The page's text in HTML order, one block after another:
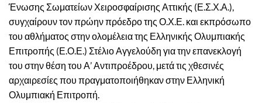
Ένωσης Σωματείων Χειροσφαίρισης Αττικής (Ε.Σ.Χ.Α.),
συγχαίρουν τον πρώην πρόεδρο της Ο.Χ.Ε. και εκπρόσωπο
του αθλήματος στην ολομέλεια της Ελληνικής Ολυμπιακής
Επιτροπής (Ε.Ο.Ε.) Στέλιο Αγγελούδη για την επανεκλογή
του στην θέση του Α’ Αντιπροέδρου, μετά τις χθεσινές
αρχαιρεσίες που πραγματοποιήθηκαν στην Ελληνική
Ολυμπιακή Επιτροπή.